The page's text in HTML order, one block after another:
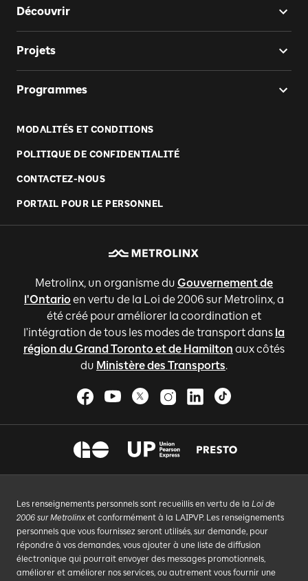
Découvrir
Projets
Programmes
MODALITÉS ET CONDITIONS
POLITIQUE DE CONFIDENTIALITÉ
CONTACTEZ-NOUS
PORTAIL POUR LE PERSONNEL
Metrolinx, un organisme du Gouvernement de
l'Ontario en vertu de la Loi de 2006 sur Metrolinx, a
été créé pour améliorer la coordination et
l'intégration de tous les modes de transport dans la
région du Grand Toronto et de Hamilton aux côtés
du Ministère des Transports.
Les renseignements personnels sont recueillis en vertu de la Loi de
2006 sur Metrolinx et conformément à la LAIPVP. Les renseignements
personnels que vous fournissez seront utilisés, sur demande, pour
répondre à vos demandes, vous ajouter à une liste de diffusion
électronique qui pourrait envoyer des messages promotionnels,
améliorer et améliorer nos services, ou autrement vous fournir une